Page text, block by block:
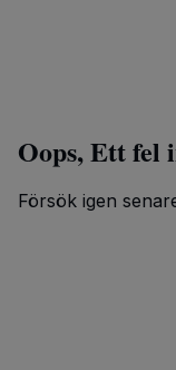
Oops, Ett fel
Försök igen